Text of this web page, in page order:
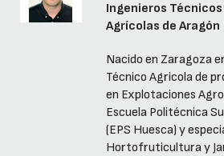
Ingenieros
Agrícolas de Aragón
Nacido en Zaragoza
Técnico Agricola de
en Explotaciones
Escuela Politécnica
(EPS Huesca) y
Hortofruticultura y